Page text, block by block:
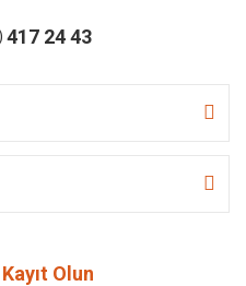
417 24 43
Olun